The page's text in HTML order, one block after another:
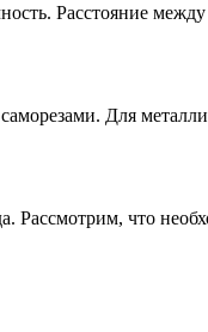
Расстояние
Для
Рассмотрим, что